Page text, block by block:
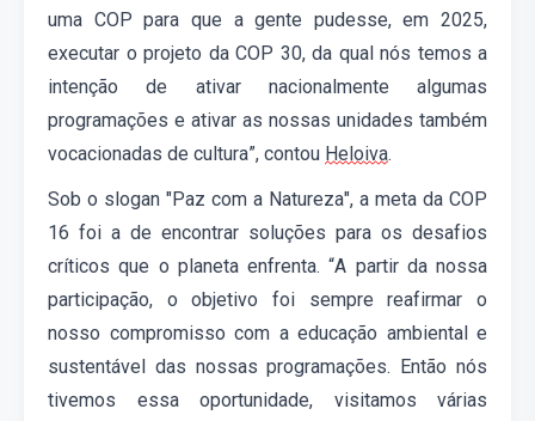
uma COP para que a gente pudesse, em 2025,
executar o projeto da COP 30, da qual nós temos a
intenção de ativar nacionalmente algumas
programações e ativar as nossas unidades também
vocacionadas de cultura”, contou Heloiva.
Sob o slogan "Paz com a Natureza", a meta da COP
16 foi a de encontrar soluções para os desafios
críticos que o planeta enfrenta.“A partir da nossa
participação, o objetivo foi sempre reafirmar o
nosso compromisso com a educação ambiental e
sustentável das nossas programações. Então nós
tivemos essa oportunidade, visitamos várias